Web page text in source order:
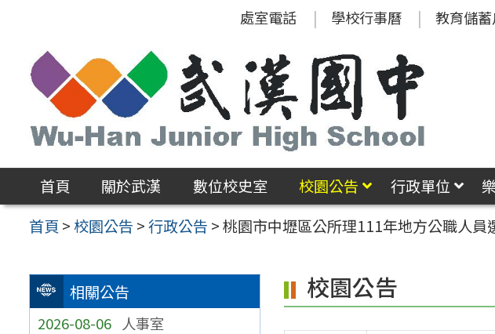
區
處室電話 學校行事曆 教育儲蓄
首頁 關於武漢 數位校史室 校園公告 行政單位
首頁 >校園公告 >行政公告 >桃園市中壢區公所理111年地方公職人員
相關公告
2026-08-06 人事室
校園公告